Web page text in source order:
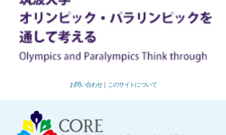
お問い合わせ｜ このサイトについて